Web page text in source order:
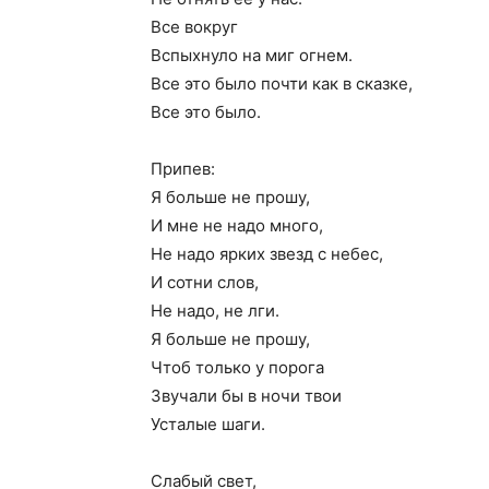
Все вокруг
Вспыхнуло на миг огнем.
Все это было почти как в сказке,
Все это было.
Припев:
Я больше не прошу,
И мне не надо много,
Не надо ярких звезд с небес,
И сотни слов,
Не надо, не лги.
Я больше не прошу,
Чтоб только у порога
Звучали бы в ночи твои
Усталые шаги.
Слабый свет,